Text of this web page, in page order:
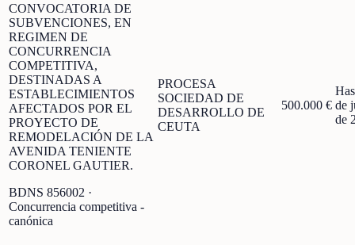
CONVOCATORIA DE
SUBVENCIONES, EN
REGIMEN DE
CONCURRENCIA
COMPETITIVA,
DESTINADAS A
ESTABLECIMIENTOS
AFECTADOS POR EL
PROYECTO DE
REMODELACIÓN DE LA
AVENIDA TENIENTE
CORONEL GAUTIER.
BDNS 856002 ·
Concurrencia competitiva -
canónica
PROCESA
SOCIEDAD DE
DESARROLLO DE
CEUTA
500.000 € de
de